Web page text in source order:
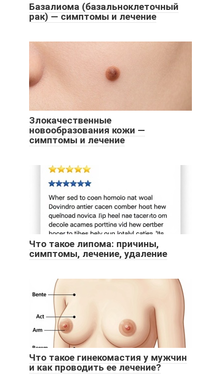
Базалиома (базальноклеточный
рак) — симптомы и лечение
Злокачественные
новообразования кожи —
симптомы и лечение
Что такое липома: причины,
симптомы, лечение, удаление
Что такое гинекомастия у мужчин
и как проводить ее лечение?